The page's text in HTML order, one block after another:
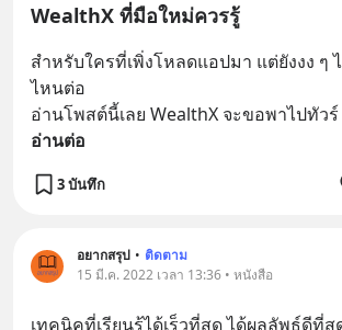
WealthX ที่มือใหม่ควรรู้
สำหรับใครที่เพิ่งโหลดแอปมา แต่ยังงง ๆ
ไหนต่อ
อ่านโพสต์นี้เลย WealthX จะขอพาไปทัว
อ่านต่อ
3 บันทึก
อยากสรุป • ติดตาม
15 มี.ค. 2022 เวลา 13:36 • หนังสือ
เทคนิคที่เรียนรู้ได้เร็วที่สุด ได้ผลลัพธ์ดีที่สุ